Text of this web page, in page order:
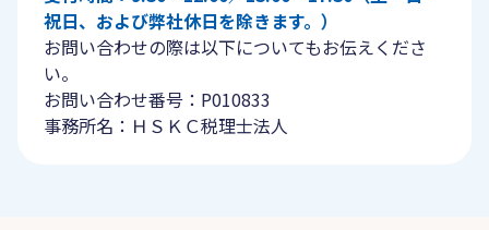
祝日、および弊社休日を除きます。）
お問い合わせの際は以下についてもお伝えくださ
い。
お問い合わせ番号：P010833
事務所名：ＨＳＫＣ税理士法人